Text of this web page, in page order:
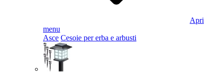
Apri
menu
Asce Cesoie per erba e arbusti